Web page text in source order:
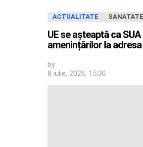
ACTUALITATE SANATATE
UE se așteaptă ca
amenințărilor la
by
8 iulie, 2026, 15:30